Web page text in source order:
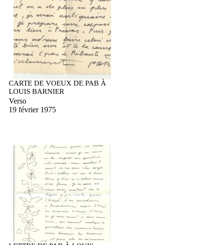
CARTE DE VOEUX DE PAB À
LOUIS BARNIER
Verso
19 février 1975